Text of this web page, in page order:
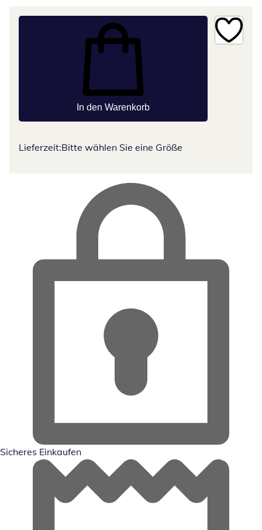
In den Warenkorb
Lieferzeit:Bitte wählen Sie eine Größe
Sicheres Einkaufen